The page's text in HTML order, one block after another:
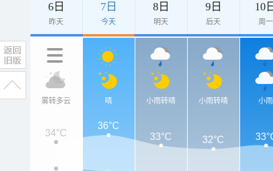
6日
昨天
7日
今天
8日
明天
9日
后天
10
周一
雾转多云 晴 小雨转晴 小雨转晴 小雨
34°C
36°C
33°C 32°C